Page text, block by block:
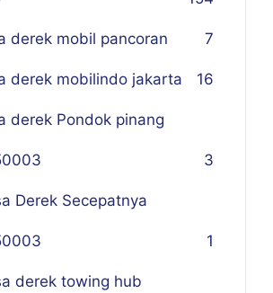
derek mobil pancoran 7
derek mobilindo jakarta 16
derek Pondok pinang
3
Derek Secepatnya
1
derek towing hub